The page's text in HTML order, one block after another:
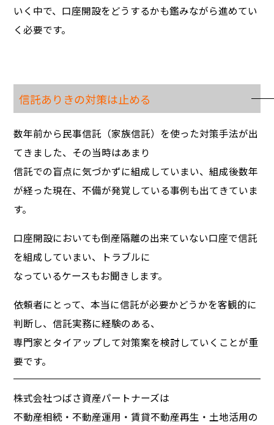
いく中で、口座開設をどうするかも鑑みながら進めてい
く必要です。
信託ありきの対策は止める
数年前から民事信託（家族信託）を使った対策手法が出
てきました、その当時はあまり
信託での盲点に気づかずに組成していまい、組成後数年
が経った現在、不備が発覚している事例も出てきていま
す。
口座開設においても倒産隔離の出来ていない口座で信託
を組成していまい、トラブルに
なっているケースもお聞きします。
依頼者にとって、本当に信託が必要かどうかを客観的に
判断し、信託実務に経験のある、
専門家とタイアップして対策案を検討していくことが重
要です。
株式会社つばさ資産パートナーズは
不動産相続・不動産運用・賃貸不動産再生・土地活用の